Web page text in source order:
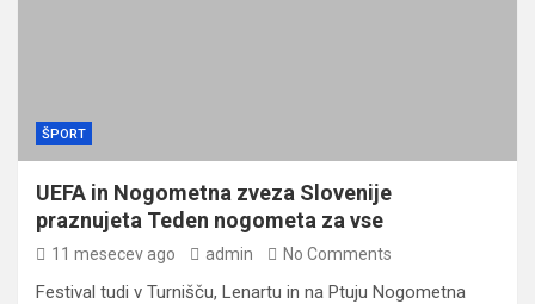
ŠPORT
UEFA in Nogometna zveza Slovenije
praznujeta Teden nogometa za vse
11 mesecev ago admin No Comments
Festival tudi v Turnišču, Lenartu in na Ptuju Nogometna